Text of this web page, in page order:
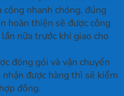
nhanh chóng, đúng
hoàn thiện sẽ được công
nữa trước khi giao cho
đóng gói và vận chuyển
được hàng thì sẽ kiểm
đồng.